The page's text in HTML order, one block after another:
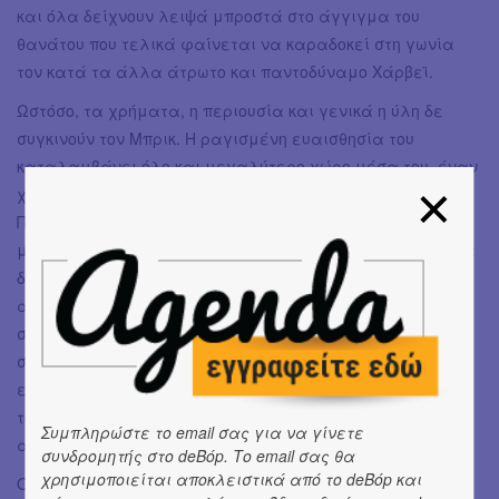
και όλα δείχνουν λειψά μπροστά στο άγγιγμα του
θανάτου που τελικά φαίνεται να καραδοκεί στη γωνία
τον κατά τα άλλα άτρωτο και παντοδύναμο Χάρβεϊ.
Ωστόσο, τα χρήματα, η περιουσία και γενικά η ύλη δε
συγκινούν τον Μπρικ. Η ραγισμένη ευαισθησία του
καταλαμβάνει όλο και μεγαλύτερο χώρο μέσα του, έναν
χώρο που γεμίζει με το ποτό και την πλήξη της μοναξιάς.
Πέραν αυτών, οι γονείς του, με μια οπτική που οριακά
μοιάζει αναίσθητη και εξωπραγματική, κρίνοντας από τα
δικά τους βιώματα ή από την αδυναμία τους να
αντικρίσουν την αλήθεια κατάματα, περιμένουν να
σταθεί άξιος των περιστάσεων και να δείξει κάποια
σημάδια ότι μπορεί να οργανώσει τις μελλοντικές
επιχειρηματικές απαιτήσεις της οικογένειας. Η κριτική
τους για το πρόβλημα που αντιμετωπίζει είναι
αδυσώπητη.
Όλα γκρεμίζονται, οι σχέσεις, η ύλη, η ζωή η ίδια, διότι ο
Συμπληρώστε το email σας για να γίνετε
συνδρομητής στο deBόp. Το email σας θα
χρησιμοποιείται αποκλειστικά από το deBόp και